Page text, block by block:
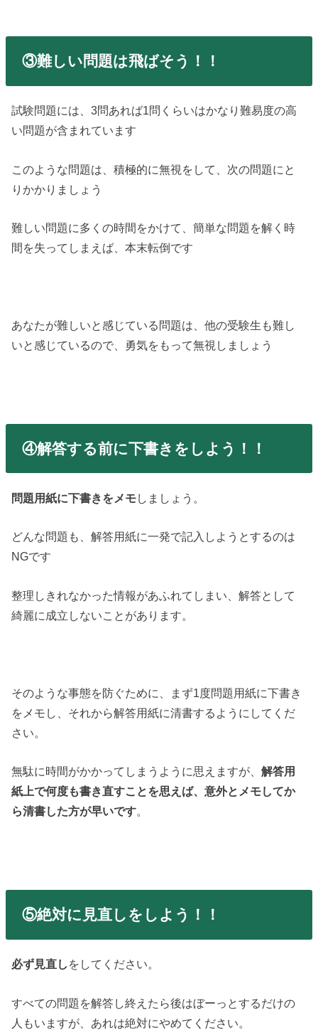
③難しい問題は飛ばそう！！
試験問題には、3問あれば1問くらいはかなり難易度の高
い問題が含まれています
このような問題は、積極的に無視をして、次の問題にと
りかかりましょう
難しい問題に多くの時間をかけて、簡単な問題を解く時
間を失ってしまえば、本末転倒です
あなたが難しいと感じている問題は、他の受験生も難し
いと感じているので、勇気をもって無視しましょう
④解答する前に下書きをしよう！！
問題用紙に下書きをメモしましょう。
どんな問題も、解答用紙に一発で記入しようとするのは
NGです
整理しきれなかった情報があふれてしまい、解答として
綺麗に成立しないことがあります。
そのような事態を防ぐために、まず1度問題用紙に下書き
をメモし、それから解答用紙に清書するようにしてくだ
さい。
無駄に時間がかかってしまうように思えますが、解答用
紙上で何度も書き直すことを思えば、意外とメモしてか
ら清書した方が早いです。
⑤絶対に見直しをしよう！！
必ず見直し をしてください。
すべての問題を解答し終えたら後はぼーっとするだけの
人もいますが、あれは絶対にやめてください。